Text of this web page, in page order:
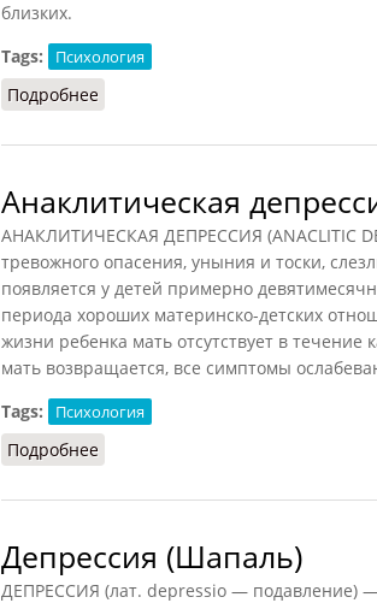
близких.
Tags:
Психология
Подробнее
Анаклитическая
АНАКЛИТИЧЕСКАЯ ДЕПРЕССИЯ (ANACLITIC
тревожного опасения, уныния и тоски,
появляется у детей примерно
периода хороших материнско-детских
жизни ребенка мать отсутствует в
мать возвращается, все симптомы
Tags:
Психология
Подробнее
Депрессия (Шапаль)
ДЕПРЕССИЯ (лат. depressio — подавление)